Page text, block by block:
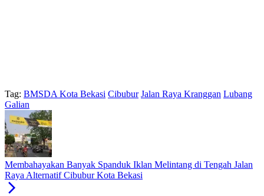
Tag: BMSDA Kota Bekasi Cibubur Jalan Raya Kranggan Lubang
Galian
Membahayakan Banyak Spanduk Iklan Melintang di Tengah Jalan
Raya Alternatif Cibubur Kota Bekasi